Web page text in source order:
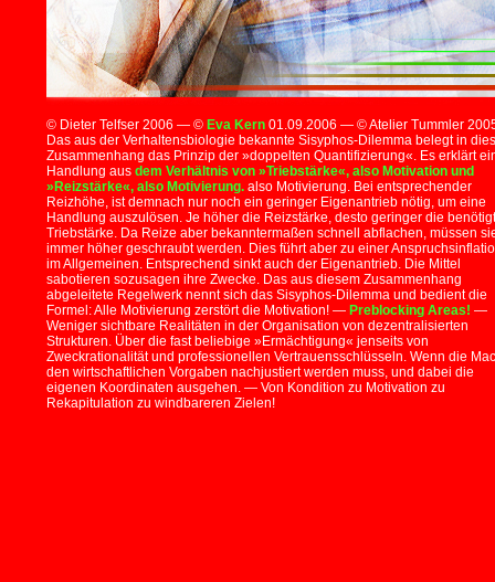
© Dieter Telfser 2006 — © Eva Kern 01.09.2006 — © Atelier Tummler
Das aus der Verhaltensbiologie bekannte Sisyphos-Dilemma belegt in
Zusammenhang das Prinzip der »doppelten Quantifizierung«. Es erklärt
Handlung aus dem Verhältnis von »Triebstärke«, also Motivation und
»Reizstärke«, also Motivierung. also Motivierung. Bei entsprechender
Reizhöhe, ist demnach nur noch ein geringer Eigenantrieb nötig, um eine
Handlung auszulösen. Je höher die Reizstärke, desto geringer die
Triebstärke. Da Reize aber bekanntermaßen schnell abflachen, müssen
immer höher geschraubt werden. Dies führt aber zu einer
im Allgemeinen. Entsprechend sinkt auch der Eigenantrieb. Die Mittel
sabotieren sozusagen ihre Zwecke. Das aus diesem Zusammenhang
abgeleitete Regelwerk nennt sich das Sisyphos-Dilemma und bedient die
Formel: Alle Motivierung zerstört die Motivation! — Preblocking Areas! —
Weniger sichtbare Realitäten in der Organisation von dezentralisierten
Strukturen. Über die fast beliebige »Ermächtigung« jenseits von
Zweckrationalität und professionellen Vertrauensschlüsseln. Wenn die
den wirtschaftlichen Vorgaben nachjustiert werden muss, und dabei die
eigenen Koordinaten ausgehen. — Von Kondition zu Motivation zu
Rekapitulation zu windbareren Zielen!